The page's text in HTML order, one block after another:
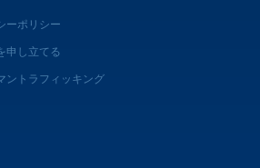
ーポリシー
申し立てる
ントラフィッキング